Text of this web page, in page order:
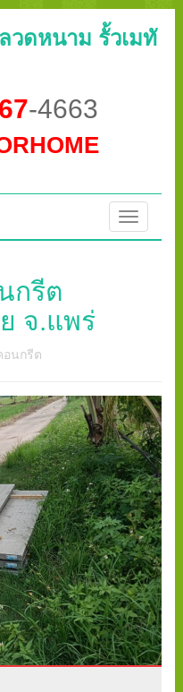
วดหนาม รั้วเมทั
-4663
Toggle
กรีต
จ.แพร่
นกรีต